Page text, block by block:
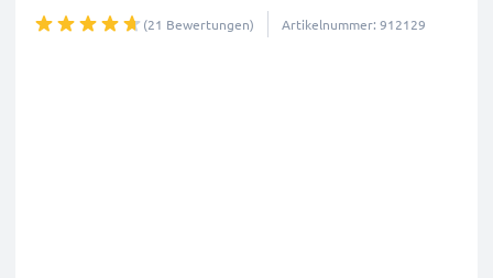
(21 Bewertungen) Artikelnummer: 912129